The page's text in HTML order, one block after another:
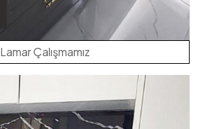
Lamar Çalışmamız